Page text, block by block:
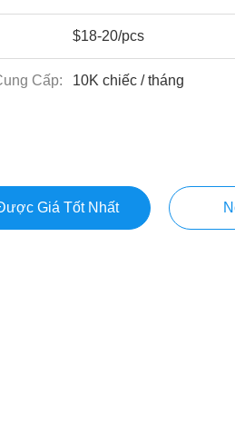
$18-20/pcs
Cấp: 10K chiếc / tháng
Giá Tốt Nhất